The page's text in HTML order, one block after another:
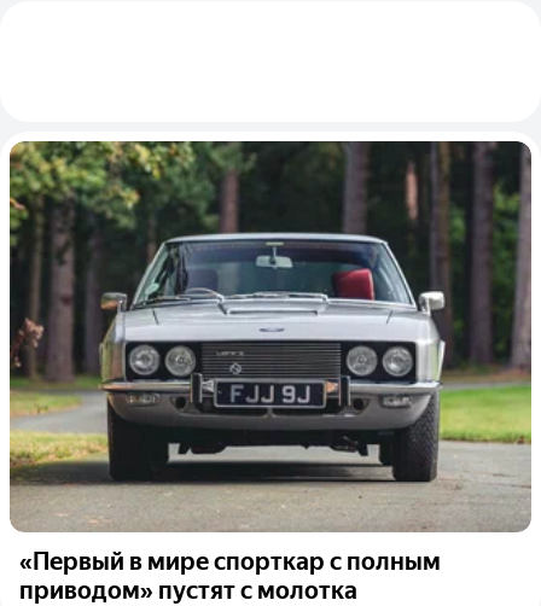
«Первый в мире спорткар с полным
приводом» пустят с молотка